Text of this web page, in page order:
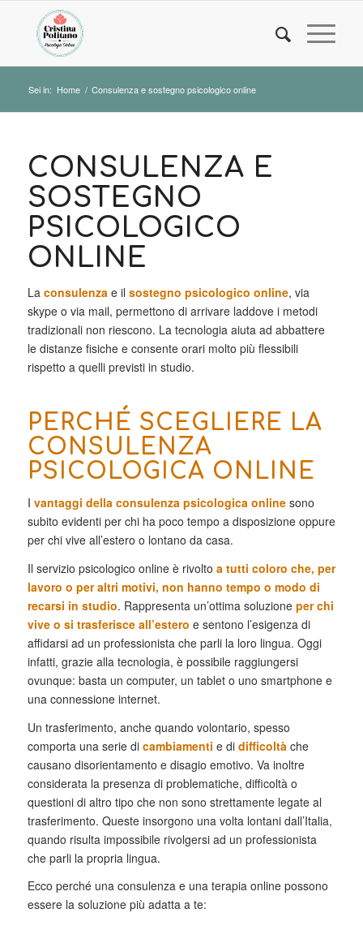
Sei in: Home / Consulenza e sostegno psicologico online
CONSULENZA E
SOSTEGNO
PSICOLOGICO
ONLINE
La consulenza e il sostegno psicologico online, via
skype o via mail, permettono di arrivare laddove i metodi
tradizionali non riescono. La tecnologia aiuta ad abbattere
le distanze fisiche e consente orari molto più flessibili
rispetto a quelli previsti in studio.
PERCHÉ SCEGLIERE LA
CONSULENZA
PSICOLOGICA ONLINE
I vantaggi della consulenza psicologica onlinesono
subito evidenti per chi ha poco tempo a disposizione oppure
per chi vive all’estero o lontano da casa.
Il servizio psicologico online è rivolto a tutti coloro che, per
lavoro o per altri motivi, non hanno tempo o modo di
recarsi in studio. Rappresenta un’ottima soluzione per chi
vive o si trasferisce all’estero e sentono l’esigenza di
affidarsi ad un professionista che parli la loro lingua. Oggi
infatti, grazie alla tecnologia, è possibile raggiungersi
ovunque: basta un computer, un tablet o uno smartphone e
una connessione internet.
Un trasferimento, anche quando volontario, spesso
comporta una serie di cambiamenti e di difficoltà che
causano disorientamento e disagio emotivo. Va inoltre
considerata la presenza di problematiche, difficoltà o
questioni di altro tipo che non sono strettamente legate al
trasferimento. Queste insorgono una volta lontani dall’Italia,
quando risulta impossibile rivolgersi ad un professionista
che parli la propria lingua.
Ecco perché una consulenza e una terapia online possono
essere la soluzione più adatta a te: